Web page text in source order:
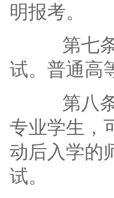
明报考。
第七条
试。普通高
第八条
专业学生，
动后入学的
试。